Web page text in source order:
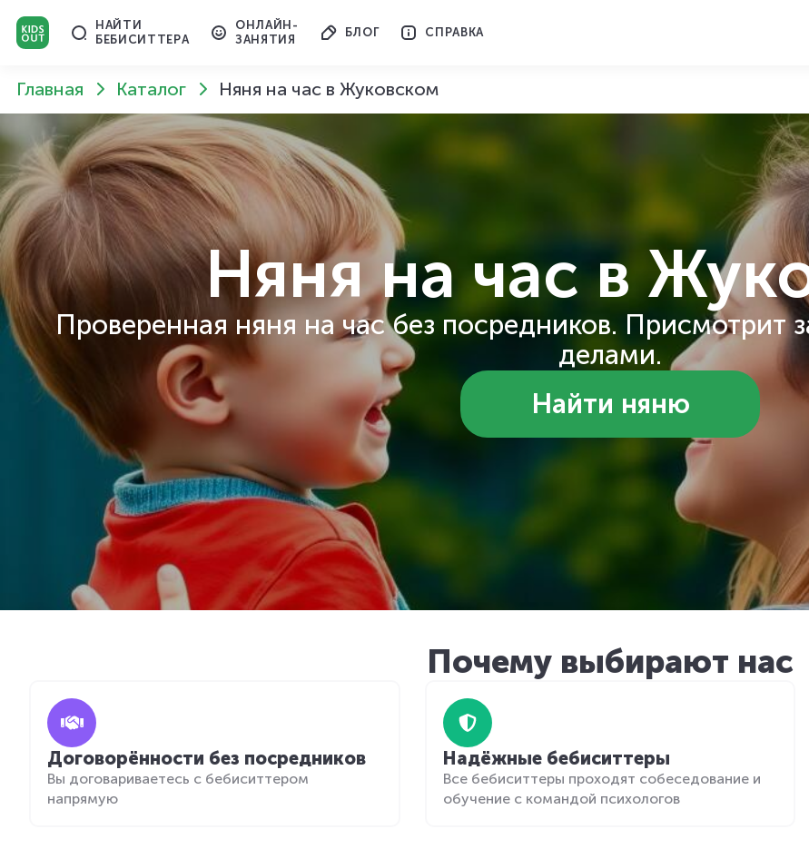
НАЙТИ
БЕБИСИТТЕРА
ОНЛАЙН-
ЗАНЯТИЯ
БЛОГ СПРАВКА
Главная Каталог Няня на час в Жуковском
Няня на час в
Проверенная няня на час без посредников. Присмотрит
делами.
Найти няню
Почему выбирают нас
Договорённости без посредников
Вы договариваетесь с бебиситтером
напрямую
Надёжные бебиситтеры
Все бебиситтеры проходят собеседование и
обучение с командой психологов